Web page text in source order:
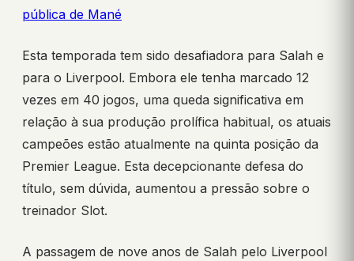
pública de Mané
Esta temporada tem sido desafiadora para Salah e
para o Liverpool. Embora ele tenha marcado 12
vezes em 40 jogos, uma queda significativa em
relação à sua produção prolífica habitual, os atuais
campeões estão atualmente na quinta posição da
Premier League. Esta decepcionante defesa do
título, sem dúvida, aumentou a pressão sobre o
treinador Slot.
A passagem de nove anos de Salah pelo Liverpool